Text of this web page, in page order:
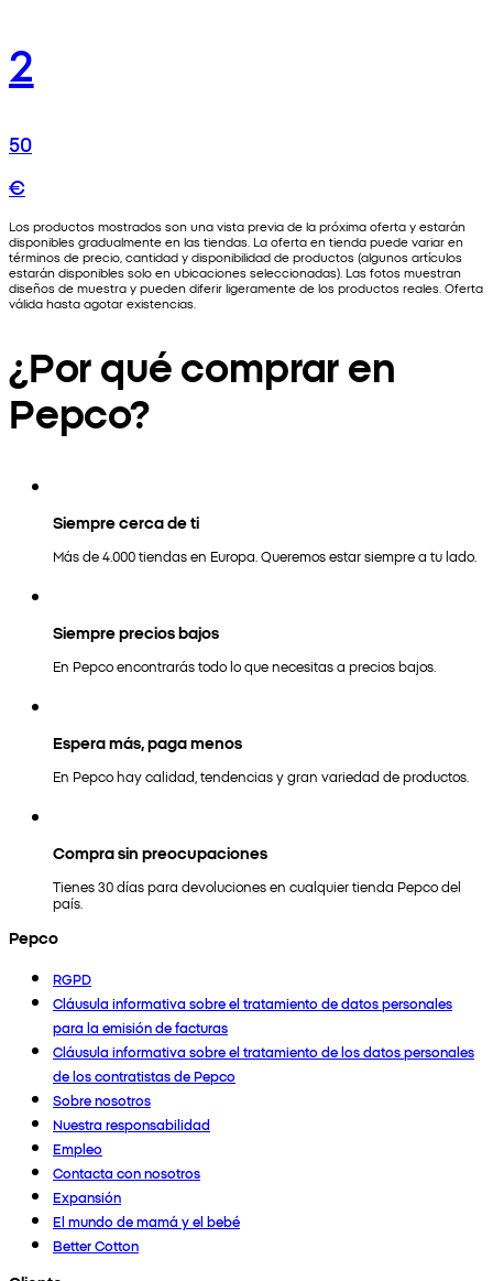
2
50
€
Los productos mostrados son una vista previa de la próxima oferta y estarán
disponibles gradualmente en las tiendas. La oferta en tienda puede variar en
términos de precio, cantidad y disponibilidad de productos (algunos artículos
estarán disponibles solo en ubicaciones seleccionadas). Las fotos muestran
diseños de muestra y pueden diferir ligeramente de los productos reales. Oferta
válida hasta agotar existencias.
¿Por qué comprar en
Pepco?
Siempre cerca de ti
Más de 4.000 tiendas en Europa. Queremos estar siempre a tu lado.
Siempre precios bajos
En Pepco encontrarás todo lo que necesitas a precios bajos.
Espera más, paga menos
En Pepco hay calidad, tendencias y gran variedad de productos.
Compra sin preocupaciones
Tienes 30 días para devoluciones en cualquier tienda Pepco del
país.
Pepco
RGPD
Cláusula informativa sobre el tratamiento de datos personales
para la emisión de facturas
Cláusula informativa sobre el tratamiento de los datos personales
de los contratistas de Pepco
Sobre nosotros
Nuestra responsabilidad
Empleo
Contacta con nosotros
Expansión
El mundo de mamá y el bebé
Better Cotton